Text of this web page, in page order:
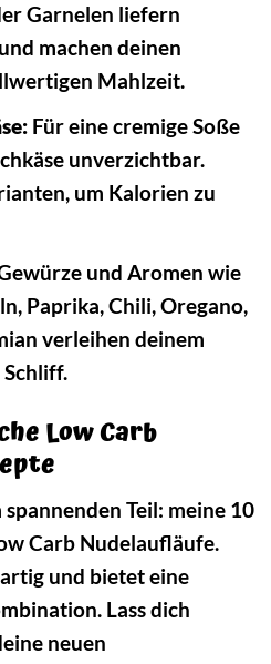
Garnelen liefern
machen deinen
Mahlzeit.
Für eine cremige Soße
unverzichtbar.
um Kalorien zu
und Aromen wie
Paprika, Chili, Oregano,
verleihen deinem
Low Carb
Teil: meine 10
Carb Nudelaufläufe.
und bietet eine
Lass dich
neuen